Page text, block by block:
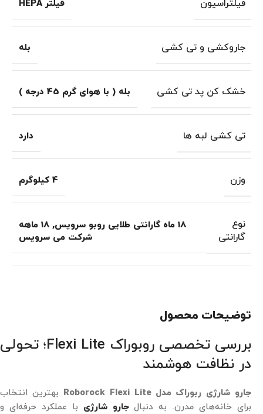
توضیحات محصول
بررسی تخصصی روبوراک Flexi Lite؛ تحولی
در نظافت هوشمند
جارو شارژی ربوراک مدل Roborock Flexi Lite
بهترین انتخاب
برای خانه‌های مدرن. به دنبالجارو شارژی با عملکرد حرفه‌ای و
فیلتراسیون فیلتر HEPA
جاروکشی و تی کشی بله
خشک کن پد تی کشی بله ( با هوای گرم 45 درجه )
تی کشی لبه ها دارد
وزن 4 کیلوگرم
نوع
گارانتی
18 ماه گارانتی طلایی روبو سرویس ,
18 ماهه
شرکت می سرویس